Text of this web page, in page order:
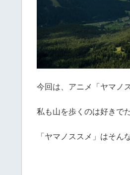
今回は、アニメ「ヤマノ
私も山を歩くのは好きで
「ヤマノススメ」はそん